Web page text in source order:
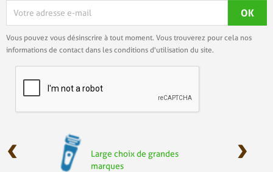
Vous pouvez vous désinscrire à tout moment. Vous trouverez pour cela nos
informations de contact dans les conditions d'utilisation du site.
Large choix de grandes
marques
‹ ›